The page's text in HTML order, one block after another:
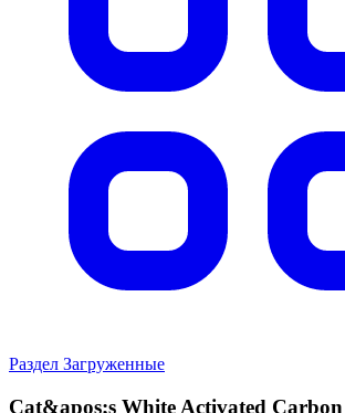
Раздел Загруженные
Cat&apos;s White Activated